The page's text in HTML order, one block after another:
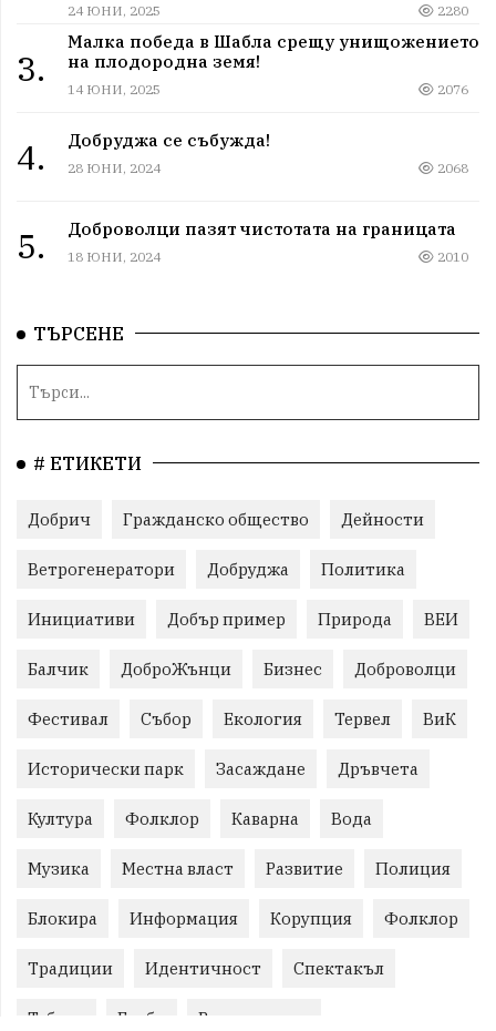
24 ЮНИ, 2025 2280
3.
Малка победа в Шабла срещу унищожението
на плодородна земя!
14 ЮНИ, 2025 2076
4. Добруджа се събужда!
28 ЮНИ, 2024 2068
5. Доброволци пазят чистотата на границата
18 ЮНИ, 2024 2010
ТЪРСЕНЕ
# ЕТИКЕТИ
Добрич Гражданско общество Дейности
Ветрогенератори Добруджа Политика
Инициативи Добър пример Природа ВЕИ
Балчик ДоброЖънци Бизнес Доброволци
Фестивал Събор Екология Тервел ВиК
Исторически парк Засаждане Дръвчета
Култура Фолклор Каварна Вода
Музика Местна власт Развитие Полиция
Блокира Информация Корупция Фолклор
Традиции Идентичност Спектакъл
Табели Глоби Велотуризъм